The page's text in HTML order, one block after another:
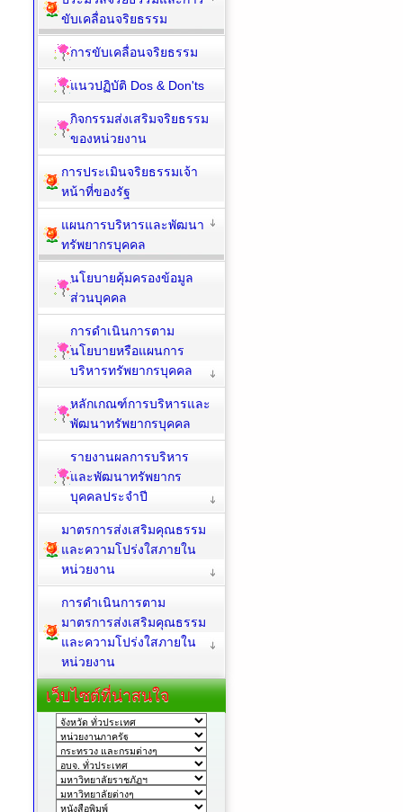
ขับเคลื่อนจริยธรรม
การขับเคลื่อนจริยธรรม
แนวปฏิบัติ Dos & Don'ts
กิจกรรมส่งเสริมจริยธรรม
ของหน่วยงาน
การประเมินจริยธรรมเจ้า
หน้าที่ของรัฐ
แผนการบริหารและพัฒนา
ทรัพยากรบุคคล
นโยบายคุ้มครองข้อมูล
ส่วนบุคคล
การดำเนินการตาม
นโยบายหรือแผนการ
บริหารทรัพยากรบุคคล
หลักเกณฑ์การบริหารและ
พัฒนาทรัพยากรบุคคล
รายงานผลการบริหาร
และพัฒนาทรัพยากร
บุคคลประจำปี
มาตรการส่งเสริมคุณธรรม
และความโปร่งใสภายใน
หน่วยงาน
การดำเนินการตาม
มาตรการส่งเสริมคุณธรรม
และความโปร่งใสภายใน
หน่วยงาน
เว็บไซต์ที่น่าสนใจ